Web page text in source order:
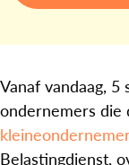
Vanaf vandaag,
ondernemers die
Belastingdienst,